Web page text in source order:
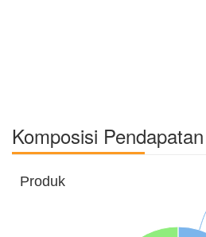
Komposisi
Produk